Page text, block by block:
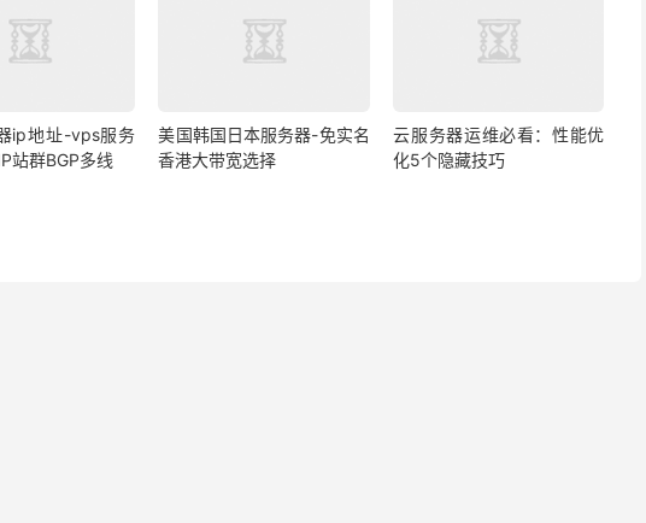
ip地址-vps服务
站群BGP多线
美国韩国日本服务器-免实名
香港大带宽选择
云服务器运维必看：性能优
化5个隐藏技巧